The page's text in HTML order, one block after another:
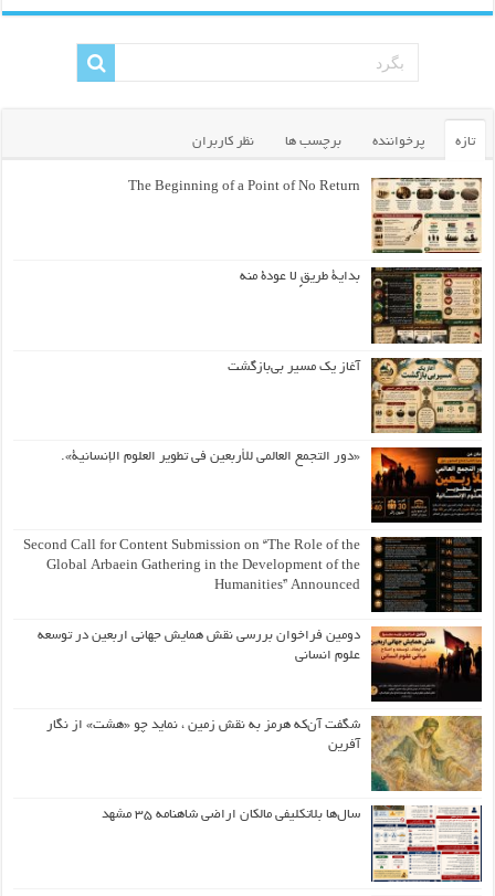
تازه پرخواننده برچسب ها نظر کاربران
The Beginning of a Point of No Return
بداية طريقٍ لا عودة منه
آغاز یک مسیر بی‌بازگشت
«دور التجمع العالمي للأربعين في تطوير العلوم الإنسانية».
Second Call for Content Submission on “The Role of the
Global Arbaein Gathering in the Development of the
Humanities” Announced
دومین فراخوان بررسی نقش همایش جهانی اربعین در توسعه
علوم انسانی
شگفت آن‌که هرمز به نقش زمین ، نماید چو «هشت» از نگار
آفرین
سال‌ها بلاتکلیفی مالکان اراضی شاهنامه ۳۵ مشهد